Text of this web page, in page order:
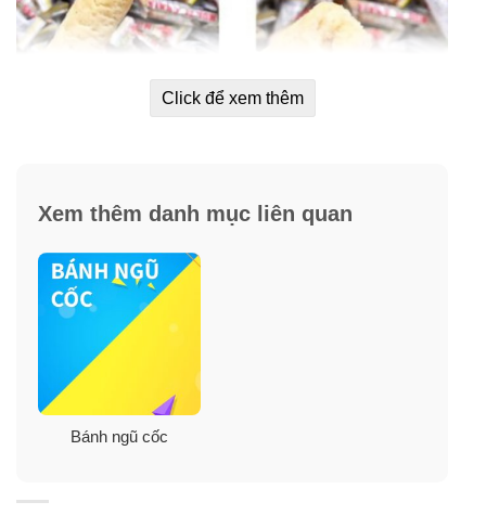
dây chuyền sản xuất khép kín, với công thức bánh đặc
miệng.
Nhiều loại ngũ cốc thiên nhiên giàu dinh dưỡng, chứa
hàm lượng vitamin, khoáng chất và lượng chất xơ dồi
dào, cung cấp cho cơ thể nguồn năng lượng tuyệt vời.
Click để xem thêm
Xem thêm danh mục liên quan
Bánh ngũ cốc